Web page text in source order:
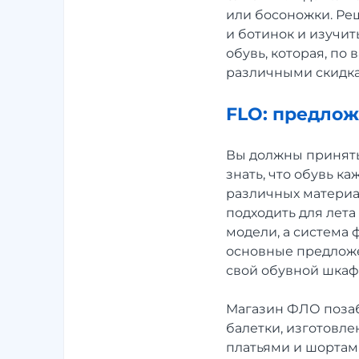
или босоножки.
и ботинок и
обувь, которая, по
различными
FLO:
Вы должны
знать, что обувь
различных
подходить для
модели, а система
основные
свой обувной
Магазин ФЛО
балетки,
платьями и